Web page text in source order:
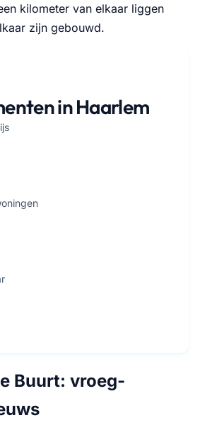
kilometer van elkaar liggen
zijn gebouwd.
in Haarlem
Buurt: vroeg-